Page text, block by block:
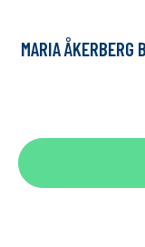
MARIA ÅKERBERG